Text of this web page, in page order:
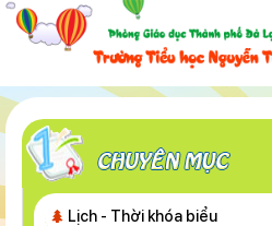
Lịch - Thời khóa biểu